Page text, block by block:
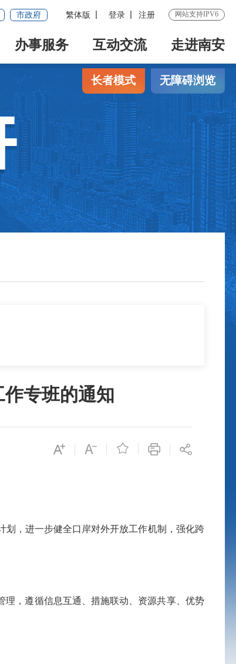
市政府 繁体版 登录 注册 网站支持IPV6
办事服务 互动交流 走进南安
长者模式 无障碍浏览
专班的通知

，进一步健全口岸对外开放工作机制，强化跨
，遵循信息互通、措施联动、资源共享、优势